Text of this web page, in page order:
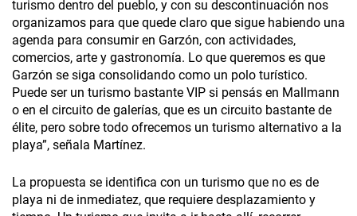
turismo dentro del pueblo, y con su descontinuación nos
organizamos para que quede claro que sigue habiendo una
agenda para consumir en Garzón, con actividades,
comercios, arte y gastronomía. Lo que queremos es que
Garzón se siga consolidando como un polo turístico.
Puede ser un turismo bastante VIP si pensás en Mallmann
o en el circuito de galerías, que es un circuito bastante de
élite, pero sobre todo ofrecemos un turismo alternativo a la
playa”, señala Martínez.
La propuesta se identifica con un turismo que no es de
playa ni de inmediatez, que requiere desplazamiento y